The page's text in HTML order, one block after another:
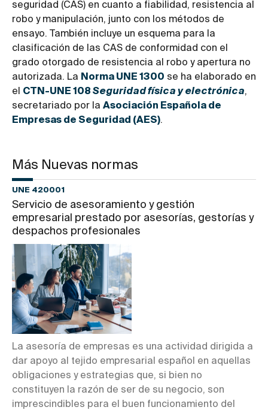
seguridad (CAS) en cuanto a fiabilidad, resistencia al
robo y manipulación, junto con los métodos de
ensayo. También incluye un esquema para la
clasificación de las CAS de conformidad con el
grado otorgado de resistencia al robo y apertura no
autorizada. La Norma UNE 1300 se ha elaborado en
el CTN-UNE 108 Seguridad física y electrónica,
secretariado por la Asociación Española de
Empresas de Seguridad (AES).
Más Nuevas normas
UNE 420001
Servicio de asesoramiento y gestión
empresarial prestado por asesorías, gestorías y
despachos profesionales
La asesoría de empresas es una actividad dirigida a
dar apoyo al tejido empresarial español en aquellas
obligaciones y estrategias que, si bien no
constituyen la razón de ser de su negocio, son
imprescindibles para el buen funcionamiento del